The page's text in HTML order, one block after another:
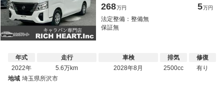
268万円 5万円
法定整備：整備無
保証無
年式
2022年
走行
5.6万km
車検
2028年8月
排気
2500cc
修復
有り
地域 埼玉県所沢市